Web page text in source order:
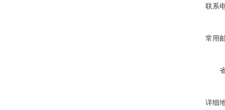
联系
常用
详细